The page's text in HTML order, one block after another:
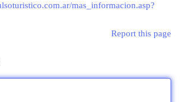
mas_informacion.asp?
Report this page